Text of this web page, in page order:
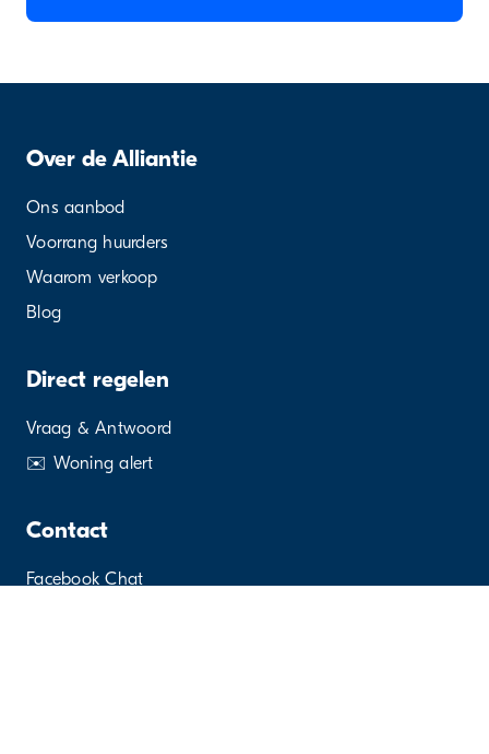
Over de Alliantie
Ons aanbod
Voorrang huurders
Waarom verkoop
Blog
Direct regelen
Vraag & Antwoord
✉️ Woning alert
Contact
Facebook Chat